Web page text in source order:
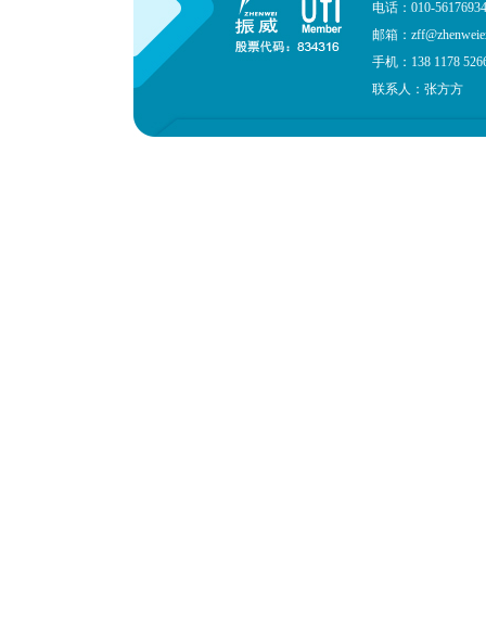
电话：010-
邮箱：
手机：138 1178
联系人：张方方